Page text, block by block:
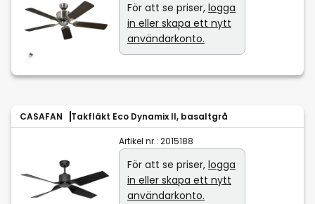
För att se priser, logga
in eller skapa ett nytt
användarkonto.
CASAFAN Takfläkt Eco Dynamix II, basaltgrå
Artikel nr.: 2015188
För att se priser, logga
in eller skapa ett nytt
användarkonto.